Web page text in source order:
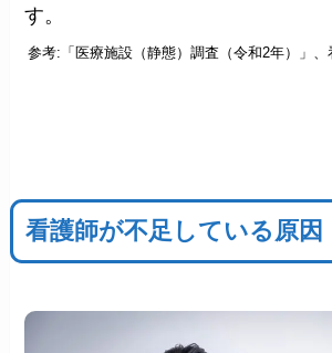
す。
参考:「医療施設（静態）調査（令和2年）」、
看護師が不足している原因